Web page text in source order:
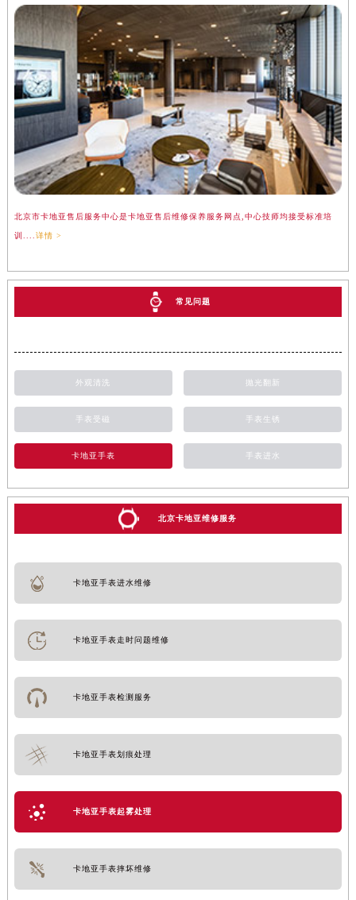
北京市卡地亚售后服务中心是卡地亚售后维修保养服务网点,中心技师均接受标准培
训.... 详情 >
常见问题
外观清洗 抛光翻新
手表受磁 手表生锈
卡地亚手表 手表进水
北京卡地亚维修服务
卡地亚手表进水维修
卡地亚手表走时问题维修
卡地亚手表检测服务
卡地亚手表划痕处理
卡地亚手表起雾处理
卡地亚手表摔坏维修